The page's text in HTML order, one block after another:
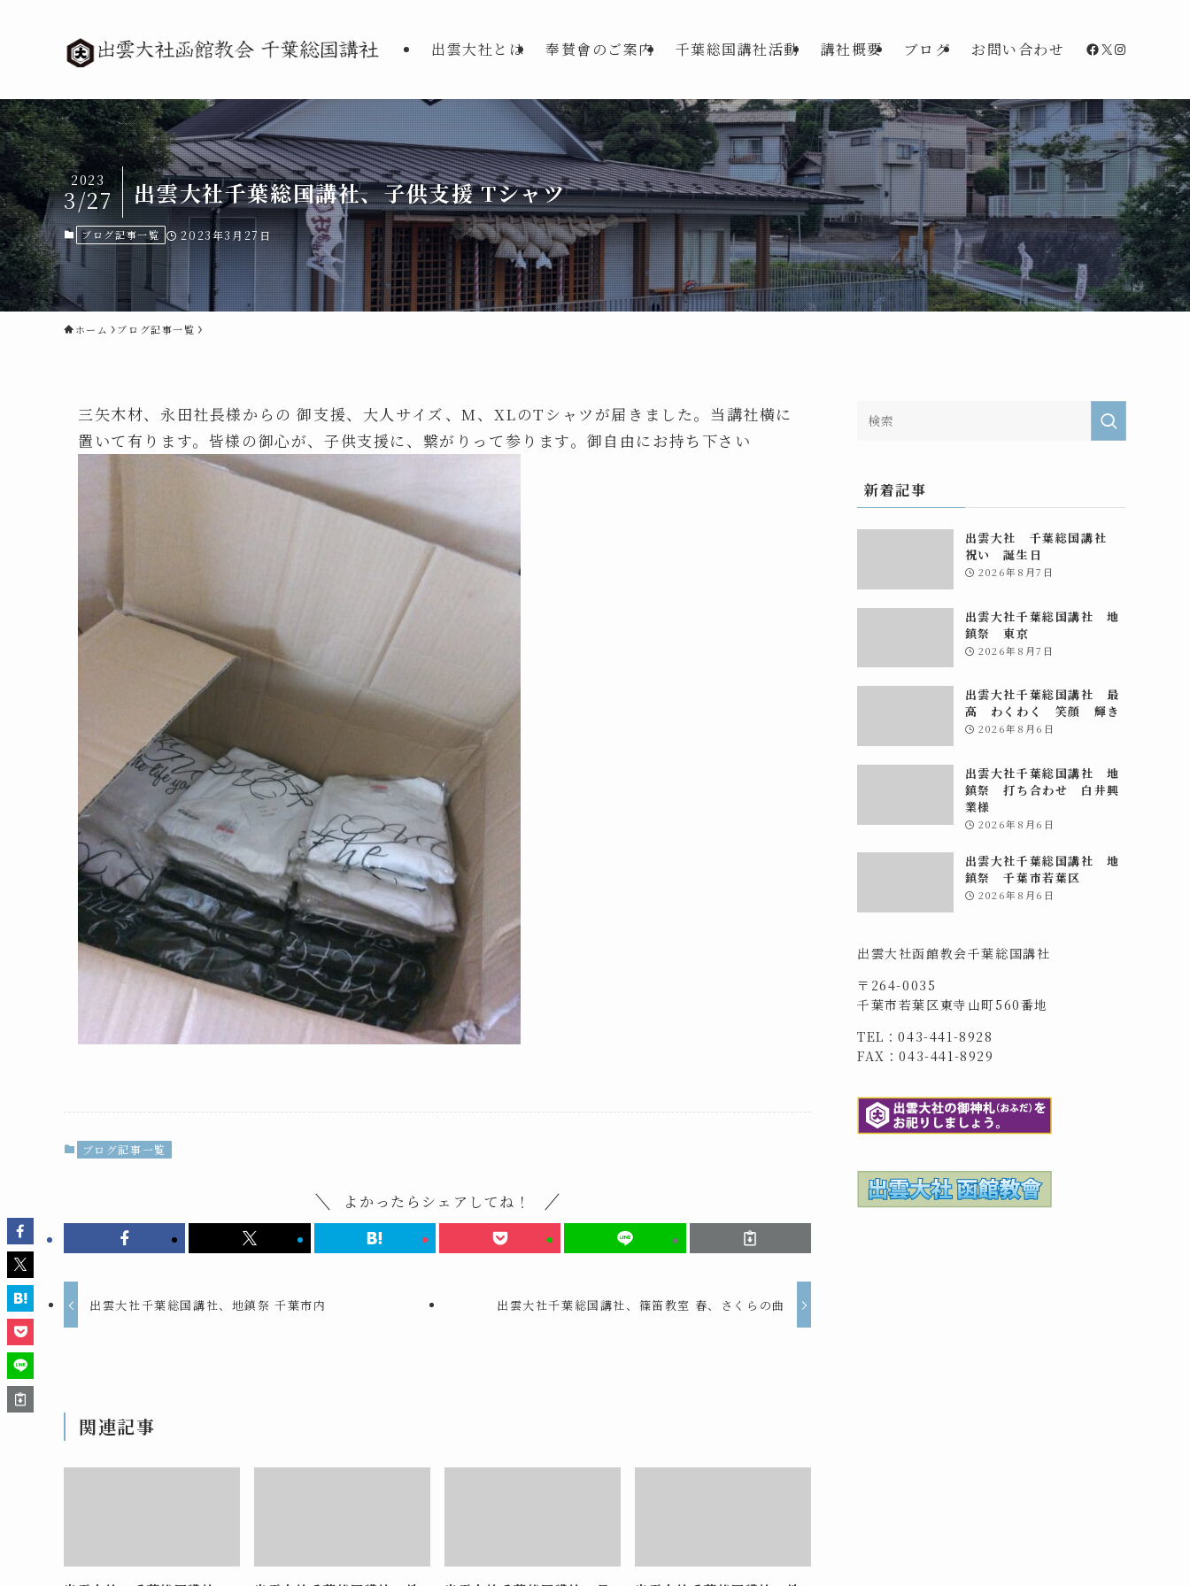
出雲大社とは 奉賛會のご案内 千葉総国講社活動 講社概要 ブログ お問い合わせ Facebook
X
出雲大社千葉総国講社、子供支援 Tシャツ
2023
3/27
ブログ記事一覧 2023年3月27日
ホーム ブログ記事一覧
三矢木材、永田社長様からの 御支援、大人サイズ、M、XLのTシャツが届きました。当講社橫に
置いて有ります。皆様の御心が、子供支援に、繋がりって参ります。御自由にお持ち下さい
ブログ記事一覧
よかったらシェアしてね！
出雲大社千葉総国講社、地鎮祭 千葉市内 出雲大社千葉総国講社、篠笛教室 春、さくらの曲
関連記事
新着記事
出雲大社 千葉総国講社
祝い 誕生日
2026年8月7日
出雲大社千葉総国講社 地
鎮祭 東京
2026年8月7日
出雲大社千葉総国講社 最
高 わくわく 笑顔 輝き
2026年8月6日
出雲大社千葉総国講社 地
鎮祭 打ち合わせ 白井興
業様
2026年8月6日
出雲大社千葉総国講社 地
鎮祭 千葉市若葉区
2026年8月6日
出雲大社函館教会千葉総国講社
〒264-0035
千葉市若葉区東寺山町560番地
TEL：043-441-8928
FAX：043-441-8929